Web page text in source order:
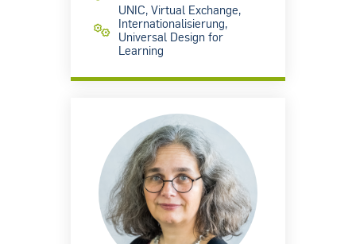
UNIC, Virtual Exchange,
Internationalisierung,
Universal Design for
Learning